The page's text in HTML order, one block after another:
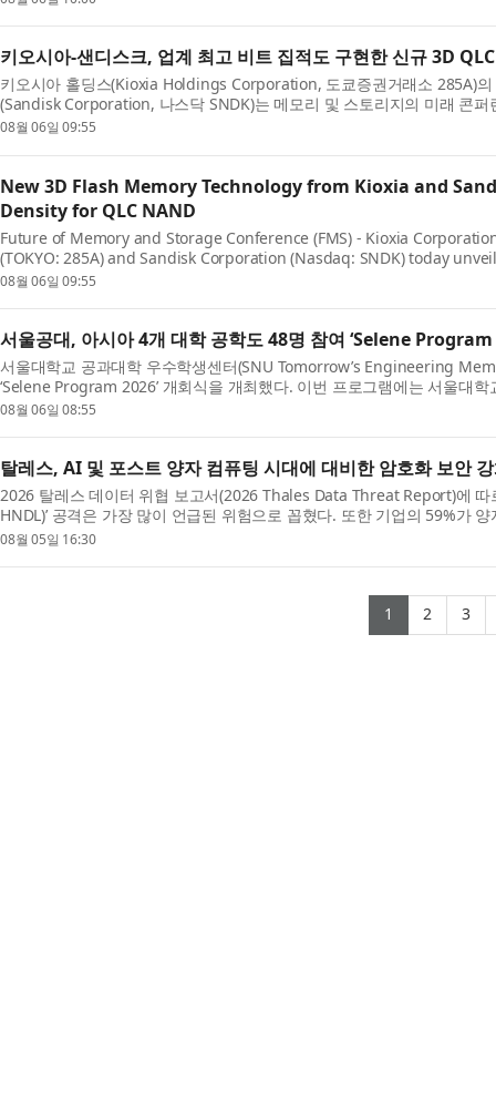
키오시아-샌디스크, 업계 최고 비트 집적도 구현한 신규 3D
키오시아 홀딩스(Kioxia Holdings Corporation, 도쿄증권거래소 285A)
(Sandisk Corporation, 나스닥 SNDK)는 메모리 및 스토리지의 미래 콘
FMS)에서 차세대 ...
08월 06일 09:55
New 3D Flash Memory Technology from Kioxia and
Density for QLC NAND
Future of Memory and Storage Conference (FMS) - Kioxia
(TOKYO: 285A) and Sandisk Corporation (Nasdaq: SNDK) today
3D flash memory techno...
08월 06일 09:55
서울공대, 아시아 4개 대학 공학도 48명 참여 ‘Selene Program
서울대학교 공과대학 우수학생센터(SNU Tomorrow’s Engineering
‘Selene Program 2026’ 개회식을 개최했다. 이번 프로그램에는 서울대
쿄대학교 9명, 싱가포르...
08월 06일 08:55
탈레스, AI 및 포스트 양자 컴퓨팅 시대에 대비한 암호화 보안
2026 탈레스 데이터 위협 보고서(2026 Thales Data Threat Report)에
HNDL)’ 공격은 가장 많이 언급된 위험으로 꼽혔다. 또한 기업의 59%가
로토타입을 ...
08월 05일 16:30
1 (current)
2 3